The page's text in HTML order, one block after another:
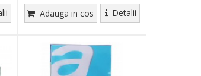
Adauga in cos Detalii